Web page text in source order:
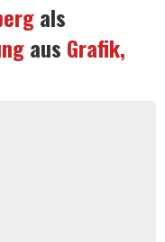
als
aus Grafik,